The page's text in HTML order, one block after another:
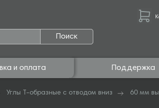
Поиск
и оплата Поддержка
Углы Т-образные с отводом вниз
60 мм